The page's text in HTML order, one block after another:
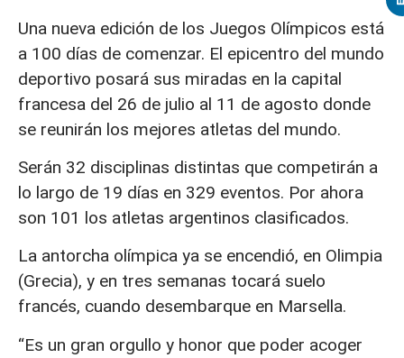
Una nueva edición de los Juegos Olímpicos está
a 100 días de comenzar. El epicentro del mundo
deportivo posará sus miradas en la capital
francesa del 26 de julio al 11 de agosto donde
se reunirán los mejores atletas del mundo.
Serán 32 disciplinas distintas que competirán a
lo largo de 19 días en 329 eventos. Por ahora
son 101 los atletas argentinos clasificados.
La antorcha olímpica ya se encendió, en Olimpia
(Grecia), y en tres semanas tocará suelo
francés, cuando desembarque en Marsella.
“Es un gran orgullo y honor que poder acoger